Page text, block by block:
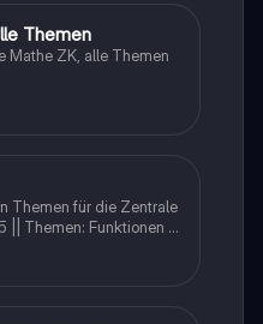
Anleitungen.
Themen
Mathe ZK, alle Themen
Themen für die Zentrale
|| Themen: Funktionen &